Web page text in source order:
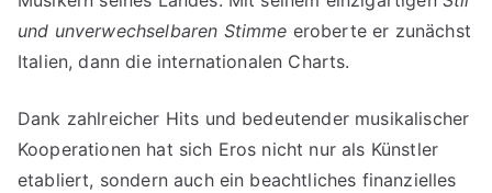
und unverwechselbaren Stimme eroberte er zunächst
Italien, dann die internationalen Charts.
Dank zahlreicher Hits und bedeutender musikalischer
Kooperationen hat sich Eros nicht nur als Künstler
etabliert, sondern auch ein beachtliches finanzielles